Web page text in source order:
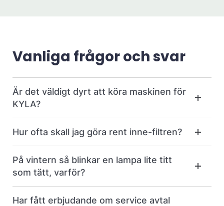
Vanliga frågor och svar
Är det väldigt dyrt att köra maskinen för
KYLA?
Hur ofta skall jag göra rent inne-filtren?
På vintern så blinkar en lampa lite titt
som tätt, varför?
Har fått erbjudande om service avtal